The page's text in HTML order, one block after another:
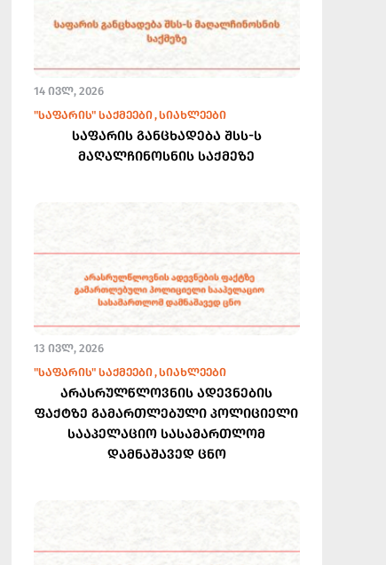
14 ᲘᲕᲚ, 2026
"ᲡᲐᲤᲐᲠᲘᲡ" ᲡᲐᲥᲛᲔᲔᲑᲘ ᲡᲘᲐᲮᲚᲔᲔᲑᲘ
საფარის განცხადება შსს-ს
მაღალჩინოსნის საქმეზე
13 ᲘᲕᲚ, 2026
"ᲡᲐᲤᲐᲠᲘᲡ" ᲡᲐᲥᲛᲔᲔᲑᲘ ᲡᲘᲐᲮᲚᲔᲔᲑᲘ
არასრულწლოვნის ადევნების
ფაქტზე გამართლებული პოლიციელი
სააპელაციო სასამართლომ
დამნაშავედ ცნო